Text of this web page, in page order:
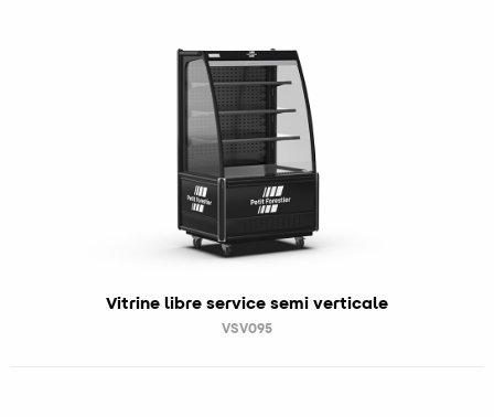
Vitrine libre service semi verticale
VSV095